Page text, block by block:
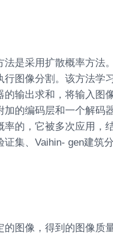
法是采用扩散概率方法
行图像分割。该方法学
的输出求和，将输入图
加的编码层和一个解码
的，它被多次应用，
集、 Vaihin- gen建筑
的图像，得到的图像质